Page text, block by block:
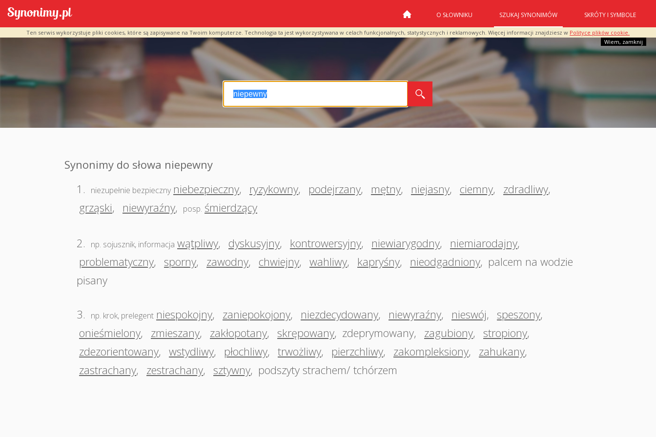
Ten serwis wykorzystuje pliki cookies, które są zapisywane na Twoim komputerze. Technologia ta jest wykorzystywana w celach funkcjonalnych, statystycznych i reklamowych. Więcej informacji znajdziesz w Polityce plików cookie.
Wiem, zamknij
O SŁOWNIKU SZUKAJ SYNONIMÓW SKRÓTY I SYMBOLE
Synonimy do słowa niepewny
1.
niezupełnie bezpieczny niebezpieczny, ryzykowny, podejrzany, mętny, niejasny, ciemny, zdradliwy,
grząski, niewyraźny, posp. śmierdzący
2. np. sojusznik, informacja wątpliwy, dyskusyjny, kontrowersyjny, niewiarygodny, niemiarodajny,
problematyczny, sporny, zawodny, chwiejny, wahliwy, kapryśny, nieodgadniony, palcem na wodzie
pisany
3. np. krok, prelegent niespokojny, zaniepokojony, niezdecydowany, niewyraźny, nieswój, speszony,
onieśmielony, zmieszany, zakłopotany, skrępowany, zdeprymowany, zagubiony, stropiony,
zdezorientowany, wstydliwy, płochliwy, trwożliwy, pierzchliwy, zakompleksiony, zahukany,
zastrachany, zestrachany, sztywny, podszyty strachem/ tchórzem